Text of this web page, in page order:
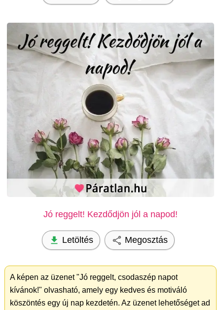
Jó reggelt! Kezdődjön jól a napod!
Letöltés Megosztás
A képen az üzenet "Jó reggelt, csodaszép napot
kívánok!" olvasható, amely egy kedves és motiváló
köszöntés egy új nap kezdetén. Az üzenet lehetőséget ad